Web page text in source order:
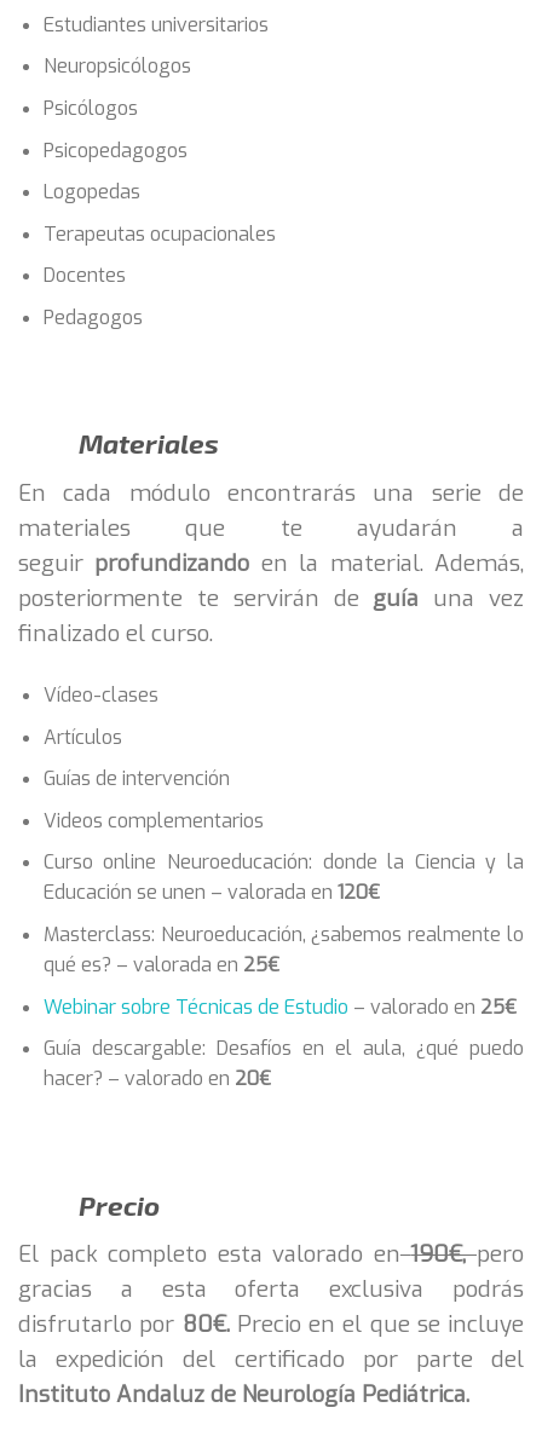
Estudiantes universitarios
Neuropsicólogos
Psicólogos
Psicopedagogos
Logopedas
Terapeutas ocupacionales
Docentes
Pedagogos
Materiales
En cada módulo encontrarás una serie de
materiales que te ayudarán a
seguir profundizando en la material. Además,
posteriormente te servirán de guía una vez
finalizado el curso.
Vídeo-clases
Artículos
Guías de intervención
Videos complementarios
Curso online Neuroeducación: donde la Ciencia y la
Educación se unen – valorada en 120€
Masterclass: Neuroeducación, ¿sabemos realmente lo
qué es? – valorada en 25€
Webinar sobre Técnicas de Estudio – valorado en 25€
Guía descargable: Desafíos en el aula, ¿qué puedo
hacer? – valorado en 20€
Precio
El pack completo esta valorado en 190€,pero
gracias a esta oferta exclusiva podrás
disfrutarlo por 80€.Precio en el que se incluye
la expedición del certificado por parte del
Instituto Andaluz de Neurología Pediátrica.